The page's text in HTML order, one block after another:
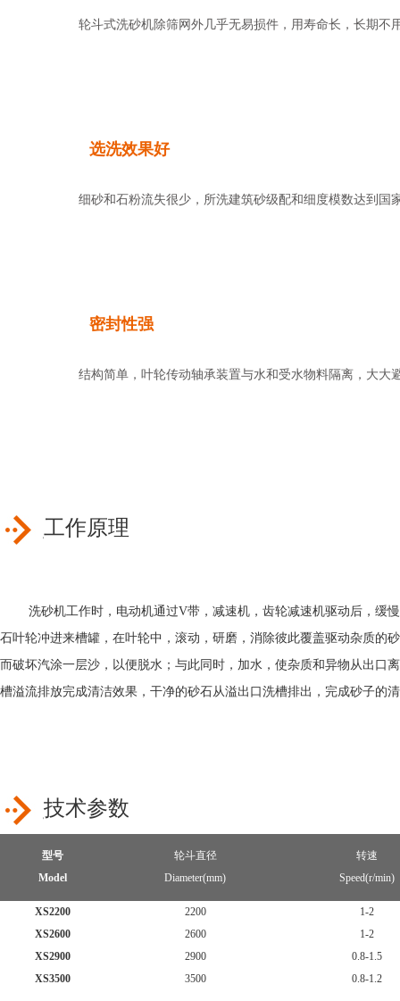
轮斗式洗砂机除筛网外几乎无易损件，用寿命长，长期不
选洗效果好
细砂和石粉流失很少，所洗建筑砂级配和细度模数达到国家
密封性强
结构简单，叶轮传动轴承装置与水和受水物料隔离，大大避
工作原理
洗砂机工作时，电动机通过V带，减速机，齿轮减速机驱动后，缓
石叶轮冲进来槽罐，在叶轮中，滚动，研磨，消除彼此覆盖驱动杂质的
而破坏汽涂一层沙，以便脱水；与此同时，加水，使杂质和异物从出口
槽溢流排放完成清洁效果，干净的砂石从溢出口洗槽排出，完成砂子的
技术参数
型号
Model
轮斗直径
Diameter(mm)
转速
Speed(r/min)
XS2200 2200
1-2
XS2600
2600
1-2
XS2900
2900
0.8-1.5
XS3500
3500 0.8-1.2